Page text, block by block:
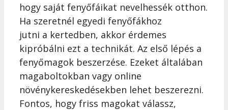
hogy saját fenyőfáikat nevelhessék otthon.
Ha szeretnél egyedi fenyőfákhoz
jutni a kertedben, akkor érdemes
kipróbálni ezt a technikát. Az első lépés a
fenyőmagok beszerzése. Ezeket általában
magaboltokban vagy online
növénykereskedésekben lehet beszerezni.
Fontos, hogy friss magokat válassz,